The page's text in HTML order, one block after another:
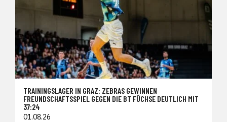
TRAININGSLAGER IN GRAZ: ZEBRAS GEWINNEN
FREUNDSCHAFTSSPIEL GEGEN DIE BT FÜCHSE DEUTLICH MIT
37:24
01.08.26